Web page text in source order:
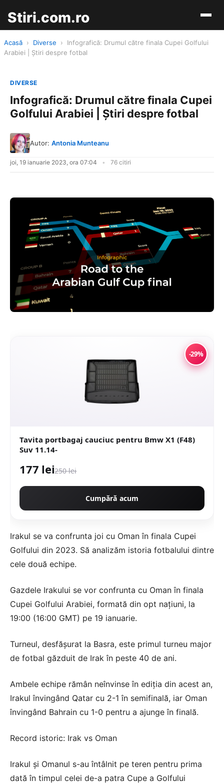
Stiri.com.ro
Acasă › Diverse ›
Infografică: Drumul către finala Cupei Golfului
Arabiei | Știri despre fotbal
DIVERSE
Infografică: Drumul către finala Cupei
Golfului Arabiei | Știri despre fotbal
Autor: Antonia Munteanu
joi, 19 ianuarie 2023, ora 07:04 76 citiri
-29%
Tavita portbagaj cauciuc pentru Bmw X1 (F48)
Suv 11.14-
177 lei250 lei
Cumpără acum
Irakul se va confrunta joi cu Oman în finala Cupei
Golfului din 2023. Să analizăm istoria fotbalului dintre
cele două echipe.
Gazdele Irakului se vor confrunta cu Oman în finala
Cupei Golfului Arabiei, formată din opt națiuni, la
19:00 (16:00 GMT) pe 19 ianuarie.
Turneul, desfășurat la Basra, este primul turneu major
de fotbal găzduit de Irak în peste 40 de ani.
Ambele echipe rămân neînvinse în ediția din acest an,
Irakul învingând Qatar cu 2-1 în semifinală, iar Oman
învingând Bahrain cu 1-0 pentru a ajunge în finală.
Record istoric: Irak vs Oman
Irakul și Omanul s-au întâlnit pe teren pentru prima
dată în timpul celei de-a patra Cupe a Golfului